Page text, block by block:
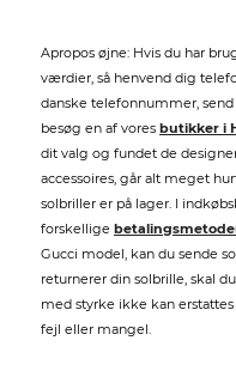
Apropos øjne: Hvis du har
værdier, så henvend dig
danske telefonnummer,
besøg en af vores butikker i
dit valg og fundet de
accessoires, går alt meget
solbriller er på lager. I
forskellige
Gucci model, kan du sende
returnerer din solbrille, skal
med styrke ikke kan
fejl eller mangel.